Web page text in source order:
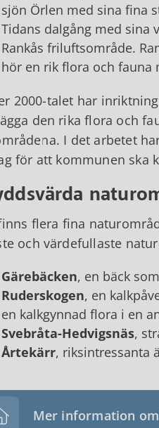
sjön Örlen med sina fina
Tidans dalgång med sina
Rankås friluftsområde.
hör en rik flora och fauna
2000-talet har
den rika flora och
I det arbetet
för att kommunen ska
flera fina
och värdefullaste
Gärebäcken, en bäck
Ruderskogen, en
en kalkgynnad flora i en
Svebråta-Hedvigsnäs,
Årtekärr, riksintressanta
Mer information